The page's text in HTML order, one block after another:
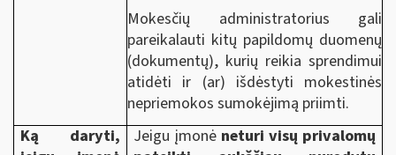
Mokesčių administratorius gali
pareikalauti kitų papildomų duomenų
(dokumentų), kurių reikia sprendimui
atidėti ir (ar) išdėstyti mokestinės
nepriemokos sumokėjimą priimti.
Ką daryti,
Jeigu įmonė neturi visų privalomų